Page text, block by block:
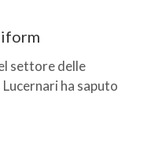
settore delle
ha saputo